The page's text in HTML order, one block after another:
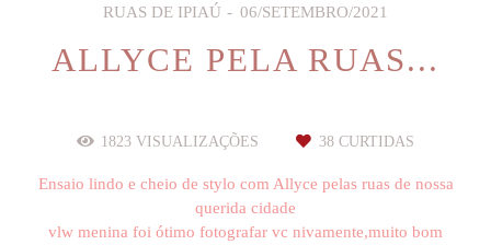
RUAS DE IPIAÚ
06/SETEMBRO/2021
ALLYCE PELA RUAS...
1823 VISUALIZAÇÕES 38 CURTIDAS
Ensaio lindo e cheio de stylo com Allyce pelas ruas de nossa
querida cidade
vlw menina foi ótimo fotografar vc nivamente,muito bom